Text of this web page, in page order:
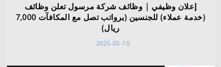
إعلان وظيفي | وظائف شركة مرسول تعلن وظائف
(خدمة عملاء) للجنسين (برواتب تصل مع المكافآت 7,000
ريال)
2025-05-10